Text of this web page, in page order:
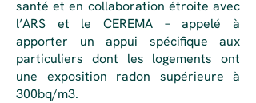
santé et en collaboration étroite avec
l’ARS et le CEREMA – appelé à
apporter un appui spécifique aux
particuliers dont les logements ont
une exposition radon supérieure à
300bq/m3.